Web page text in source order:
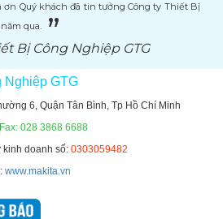
ơn Quý khách đã tin tưởng Công ty Thiết Bị
qua.
Bị Công Nghiệp GTG
Nghiệp GTG
6, Quận Tân Bình, Tp Hồ Chí Minh
028 3868 6688
kinh doanh số:0303059482
www.makita.vn